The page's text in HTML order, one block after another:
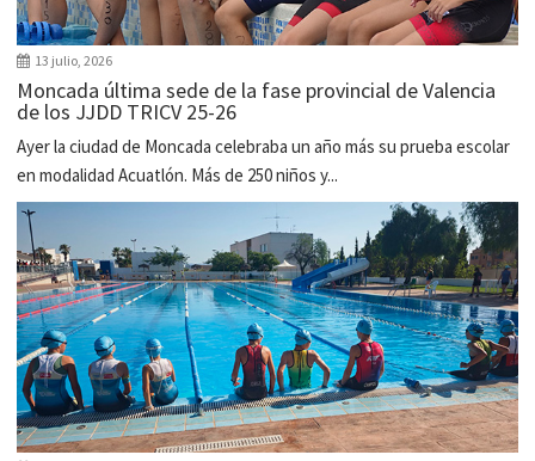
13 julio, 2026
Moncada última sede de la fase provincial de Valencia
de los JJDD TRICV 25-26
Ayer la ciudad de Moncada celebraba un año más su prueba escolar
en modalidad Acuatlón. Más de 250 niños y...